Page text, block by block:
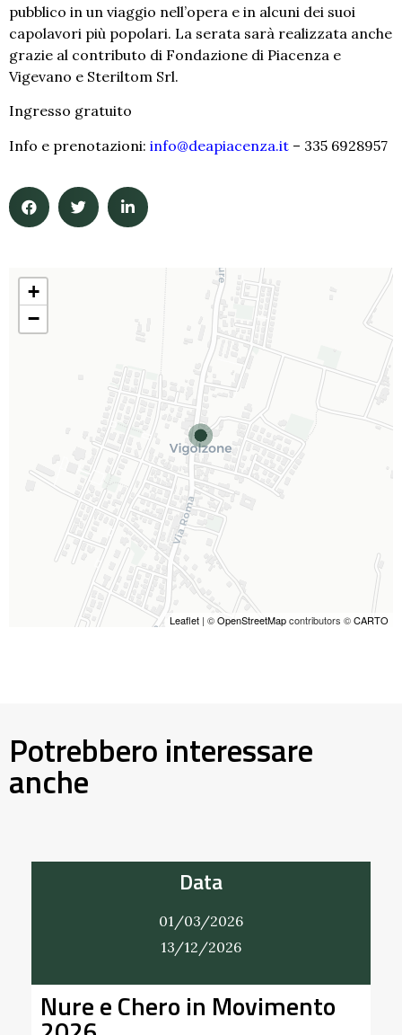
pubblico in un viaggio nell’opera e in alcuni dei suoi
capolavori più popolari. La serata sarà realizzata anche
grazie al contributo di Fondazione di Piacenza e
Vigevano e Steriltom Srl.
Ingresso gratuito
Info e prenotazioni: info@deapiacenza.it – 335 6928957
+
−
Leaflet | ©OpenStreetMapcontributors ©CARTO
Potrebbero interessare
anche
Alla Scoperta dei